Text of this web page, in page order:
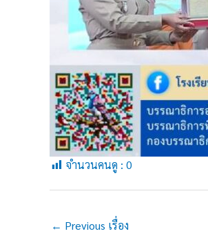
จำนวนคนดู : 0
← Previous เรื่อง